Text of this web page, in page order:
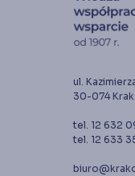
ul.
30-074
tel. 12 632
tel. 12 633